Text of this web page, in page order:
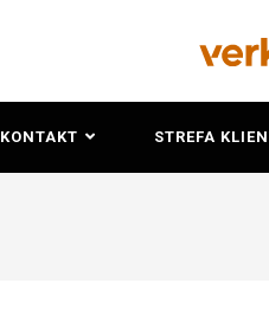
KONTAKT STREFA